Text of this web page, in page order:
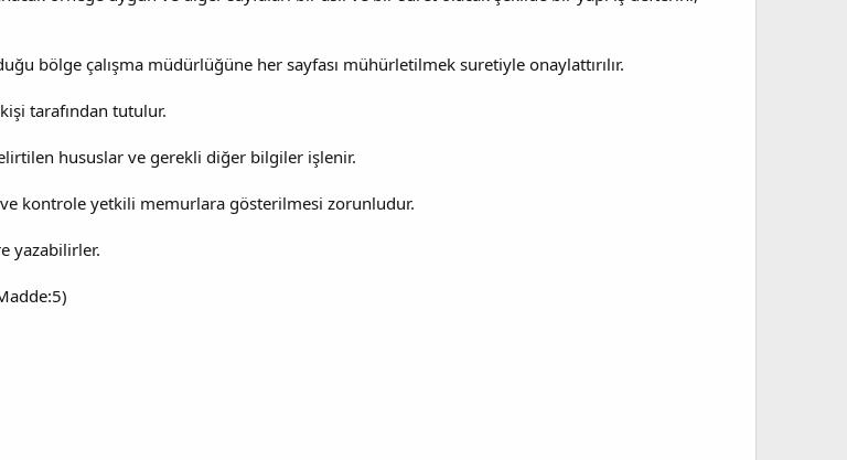
bölge çalışma müdürlüğüne her sayfası mühürletilmek suretiyle onaylattırılır.
tarafından tutulur.
hususlar ve gerekli diğer bilgiler işlenir.
kontrole yetkili memurlara gösterilmesi zorunludur.
yazabilirler.